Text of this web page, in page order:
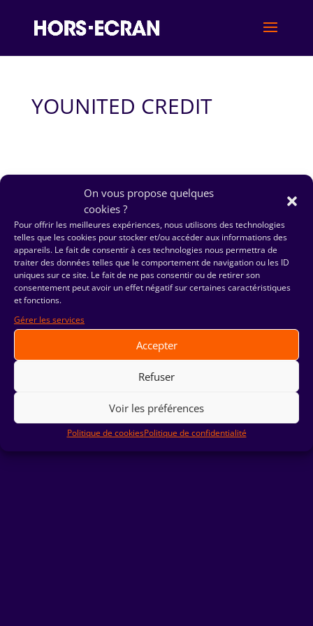
On vous propose quelques
cookies ?
Pour offrir les meilleures expériences, nous utilisons des technologies
telles que les cookies pour stocker et/ou accéder aux informations des
appareils. Le fait de consentir à ces technologies nous permettra de
traiter des données telles que le comportement de navigation ou les ID
uniques sur ce site. Le fait de ne pas consentir ou de retirer son
consentement peut avoir un effet négatif sur certaines caractéristiques
et fonctions.
Gérer les services
Accepter
Refuser
Voir les préférences
Politique de cookiesPolitique de confidentialité
YOUNITED CREDIT
Mentions Légales